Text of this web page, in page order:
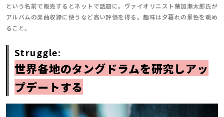
という名前で販売するとネットで話題に。ヴァイオリニスト葉加瀬太郎氏が
アルバムの楽曲収録に使うなど高い評価を得る。趣味は夕暮れの景色を眺め
ること。
Struggle:
世界各地のタングドラムを研究しアッ
プデートする